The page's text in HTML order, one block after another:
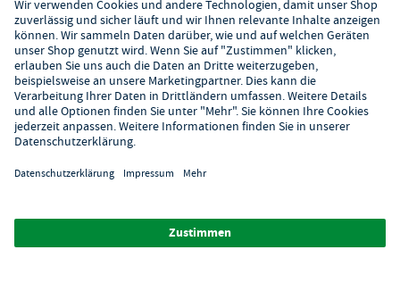
Digitaler Showroom
Kontaktformular
Hilfe